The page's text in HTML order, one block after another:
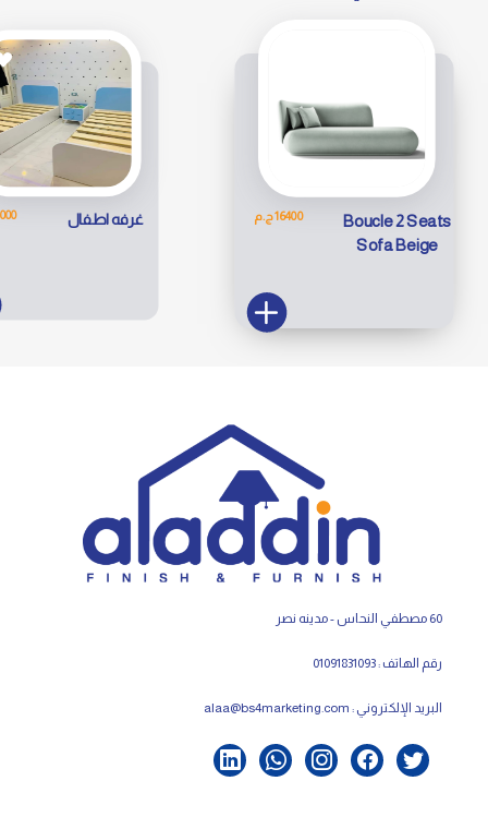
Boucle 2 Seats
Sofa Beige
16400 ج.م غرفه اطفال
60 مصطفي النحاس - مدينه نصر
رقم الهاتف : 01091831093
البريد الإلكتروني : alaa@bs4marketing.com